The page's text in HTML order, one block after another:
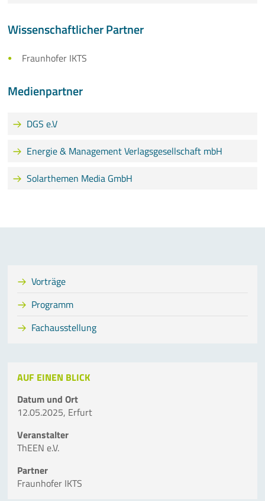
Wissenschaftlicher Partner
Fraunhofer IKTS
Medienpartner
DGS e.V
Energie & Management Verlagsgesellschaft mbH
Solarthemen Media GmbH
Vorträge
Programm
Fachausstellung
AUF EINEN BLICK
Datum und Ort
12.05.2025, Erfurt
Veranstalter
ThEEN e.V.
Partner
Fraunhofer IKTS